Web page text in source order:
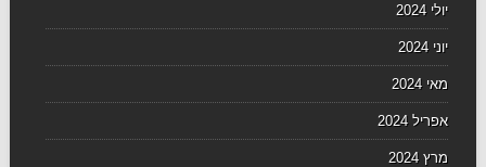
יולי 2024
יוני 2024
מאי 2024
אפריל 2024
מרץ 2024